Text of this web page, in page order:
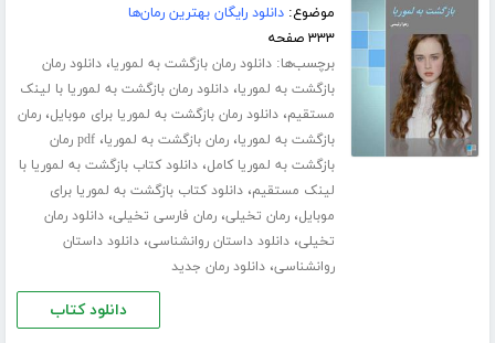
موضوع:دانلود رایگان بهترین رمان‌ها
۳۳۳ صفحه
برچسب‌ها:دانلود رمان بازگشت به لموریا،دانلود رمان
بازگشت به لموریا،دانلود رمان بازگشت به لموریا با لینک
مستقیم،دانلود رمان بازگشت به لموریا برای موبایل،رمان
بازگشت به لموریا،رمان بازگشت به لموریا،
pdf رمان
بازگشت به لموریا کامل،دانلود کتاب بازگشت به لموریا با
لینک مستقیم،دانلود کتاب بازگشت به لموریا برای
موبایل،رمان تخیلی،رمان فارسی تخیلی،دانلود رمان
تخیلی،دانلود داستان روانشناسی،دانلود داستان
روانشناسی،دانلود رمان جدید
دانلود کتاب